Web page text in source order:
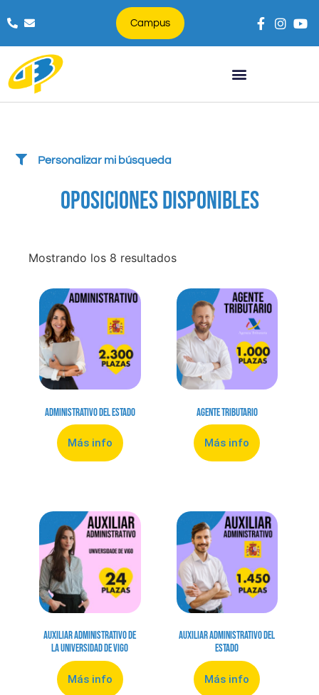
Campus
Personalizar mi búsqueda
OPOSICIONES DISPONIBLES
Mostrando los 8 resultados
Administrativo del Estado
Más info
Agente Tributario
Más info
Auxiliar Administrativo de
la Universidad de Vigo
Más info
Auxiliar Administrativo del
Estado
Más info